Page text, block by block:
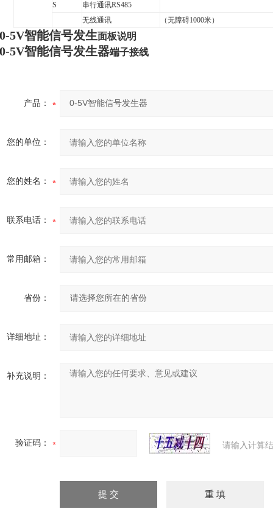
S
串行通讯RS485
无线通讯
（无障碍1000米）
0-5V智能信号发生面板说明
0-5V智能信号发生器端子接线
产品：
您的单位：
您的姓名：
联系电话：
常用邮箱：
省份：
详细地址：
补充说明：
验证码： 请输入计算